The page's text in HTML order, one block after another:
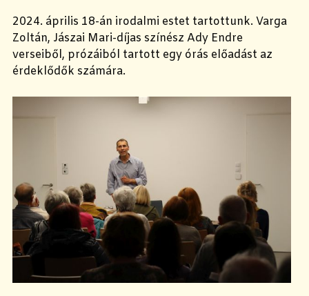
2024. április 18-án irodalmi estet tartottunk. Varga
Zoltán, Jászai Mari-díjas színész Ady Endre
verseiből, prózáiból tartott egy órás előadást az
érdeklődők számára.